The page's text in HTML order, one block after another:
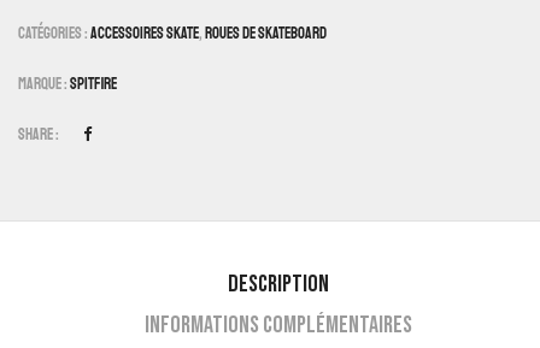
Catégories :Accessoires Skate, Roues De Skateboard
Marque :Spitfire
Share :
Description
Informations complémentaires